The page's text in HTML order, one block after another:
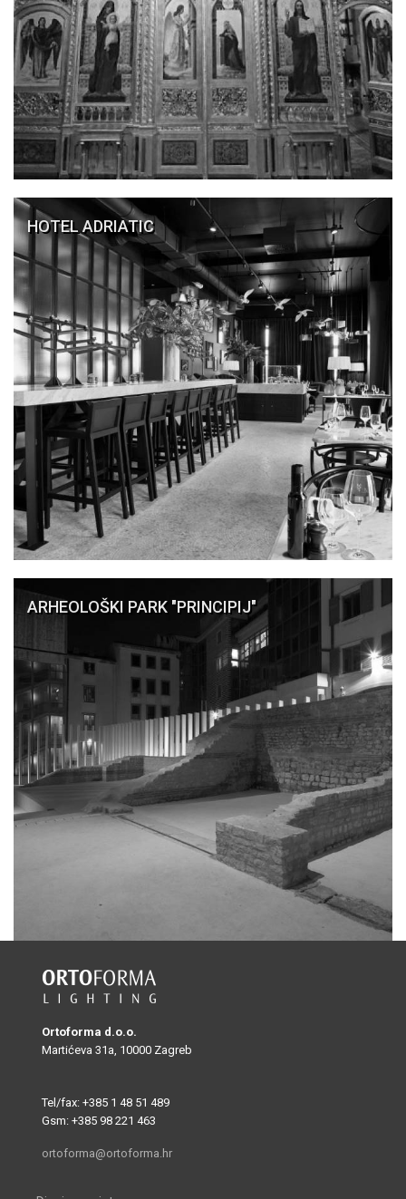
HOTEL ADRIATIC
ARHEOLOŠKI PARK "PRINCIPIJ"
Ortoforma d.o.o.
Martićeva 31a, 10000 Zagreb
Tel/fax: +385 1 48 51 489
Gsm: +385 98 221 463
ortoforma@ortoforma.hr